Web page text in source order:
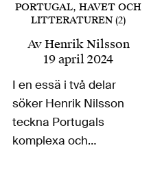
PORTUGAL, HAVET OCH
LITTERATUREN (2)
AvHenrik Nilsson
19 april 2024
I en essä i två delar
söker Henrik Nilsson
teckna Portugals
komplexa och